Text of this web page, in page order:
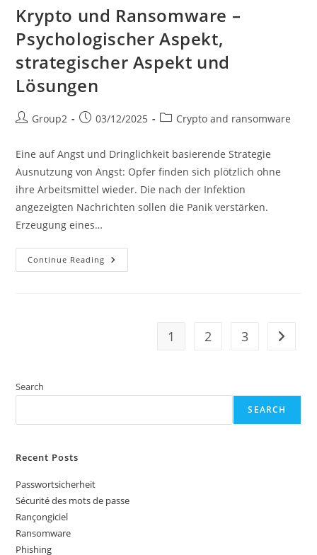
Strategique
Et
Krypto und Ransomware –
Psychologischer Aspekt,
strategischer Aspekt und
Lösungen
PostGroup2
Post03/12/2025
PostCrypto and ransomware
Eine auf Angst und Dringlichkeit basierende Strategie
Ausnutzung von Angst: Opfer finden sich plötzlich ohne
ihre Arbeitsmittel wieder. Die nach der Infektion
angezeigten Nachrichten sollen die Panik verstärken.
Erzeugung eines…
Continue Reading Krypto
Und
1 2 3 Go to
Search
SEARCH
Recent Posts
Passwortsicherheit
Sécurité des mots de passe
Rançongiciel
Ransomware
Phishing